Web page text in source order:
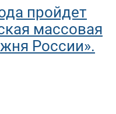
пройдет
массовая
России».